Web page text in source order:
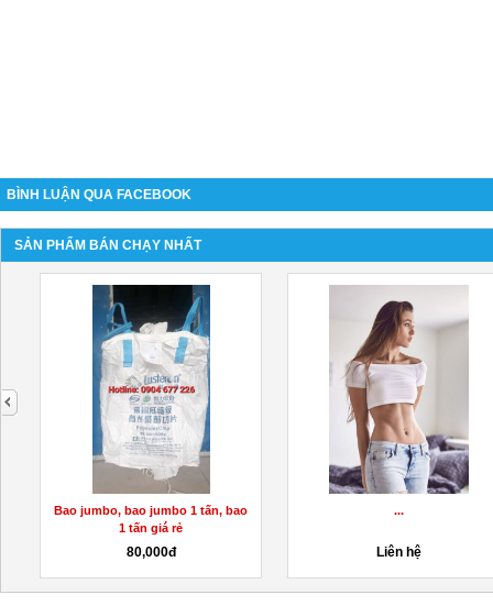
BÌNH LUẬN QUA FACEBOOK
SẢN PHẨM BÁN CHẠY NHẤT
Bao jumbo, bao jumbo 1 tấn, bao
1 tấn giá rẻ
80,000đ Liên hệ
next